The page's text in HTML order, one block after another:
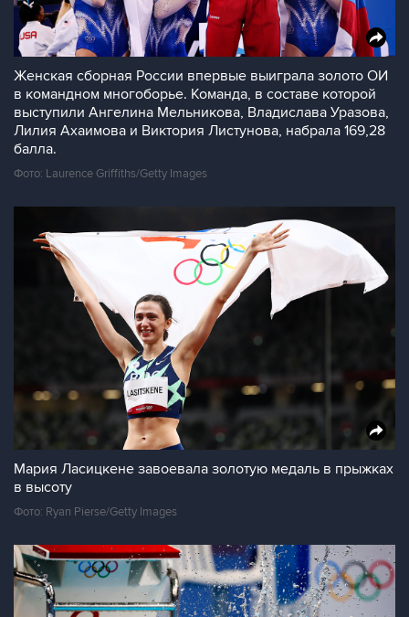
Женская сборная России впервые выиграла золото ОИ
в командном многоборье. Команда, в составе которой
выступили Ангелина Мельникова, Владислава Уразова,
Лилия Ахаимова и Виктория Листунова, набрала 169,28
балла.
Фото: Laurence Griffiths/Getty Images
Мария Ласицкене завоевала золотую медаль в прыжках
в высоту
Фото: Ryan Pierse/Getty Images